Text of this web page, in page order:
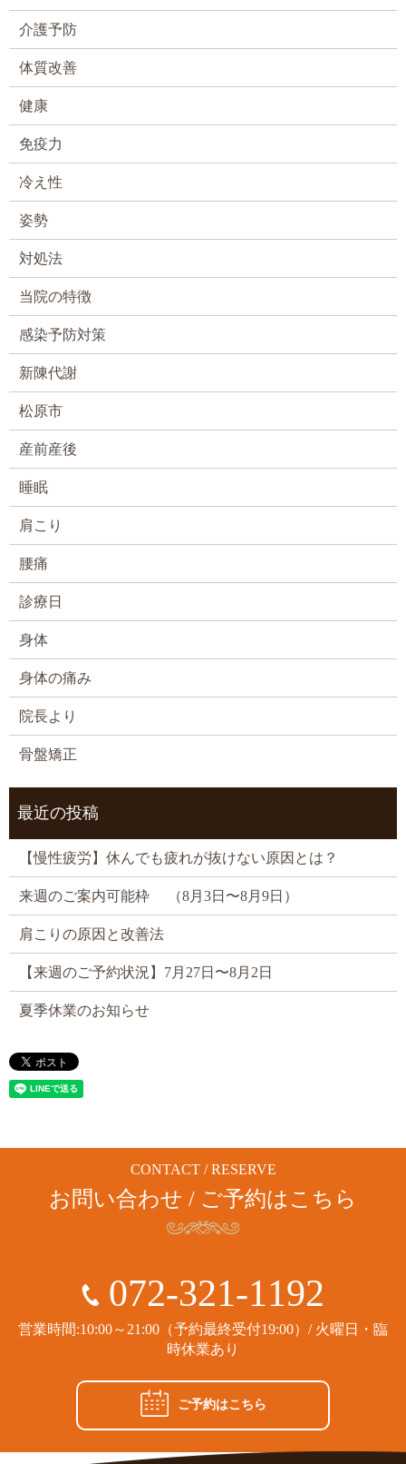
介護予防
体質改善
健康
免疫力
冷え性
姿勢
対処法
当院の特徴
感染予防対策
新陳代謝
松原市
産前産後
睡眠
肩こり
腰痛
診療日
身体
身体の痛み
院長より
骨盤矯正
最近の投稿
【慢性疲労】休んでも疲れが抜けない原因とは？
来週のご案内可能枠 （8月3日〜8月9日）
肩こりの原因と改善法
【来週のご予約状況】7月27日〜8月2日
夏季休業のお知らせ
CONTACT / RESERVE
お問い合わせ / ご予約はこちら
072-321-1192
営業時間:10:00～21:00（予約最終受付19:00）/ 火曜日・臨
時休業あり
ご予約はこちら